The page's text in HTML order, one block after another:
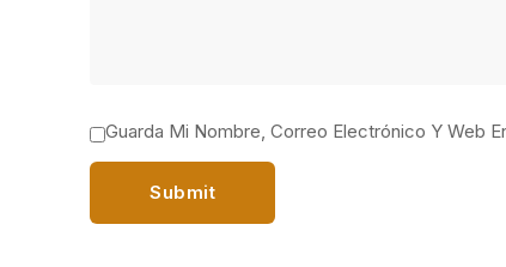
Guarda Mi Nombre, Correo Electrónico Y Web